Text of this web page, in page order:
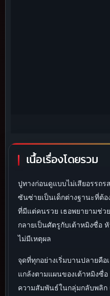
เนื้อเรื่องโดยรวม
ปูทางก่อนดูแบบไม่เสียอรรถรส
ซันซ่ายเป็นเด็กต่างฐานะที่ต้
ที่มีแต่คนรวย เธอพยายามช่ว
กลายเป็นศัตรูกับเต้าหมิงซื่อ
ไม่มีเหตุผล
จุดที่ทุกอย่างเริ่มบานปลายคื
แกล้งตามแผนของเต้าหมิงซื่
ความสัมพันธ์ในกลุ่มกลับพลิก